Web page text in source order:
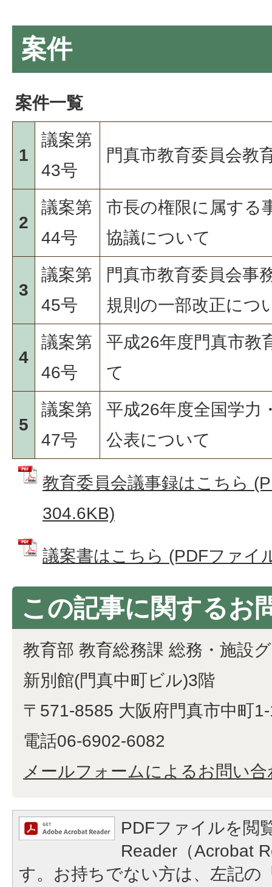
案件
案件一覧
1
議案第
43号
門真市教育委員会教
2
議案第
44号
市長の権限に属する
協議について
3
議案第
45号
門真市教育委員会事
規則の一部改正につ
4
議案第
46号
平成26年度門真市教
て
5
議案第
47号
平成26年度全国学力
公表について
教育委員会議事録はこちら
304.6KB)
議案書はこちら (PDFファイ
この記事に関するお
教育部 教育総務課 総務・施設
新別館(門真中町ビル)3階
〒571-8585 大阪府門真市中町
電話06-6902-6082
メールフォームによるお問い合
PDFファイルを閲
Reader（Acrobat
す。お持ちでない方は、左記の